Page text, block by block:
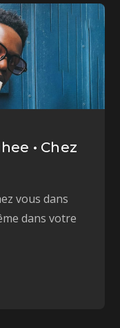
• Chez
vous dans
dans votre